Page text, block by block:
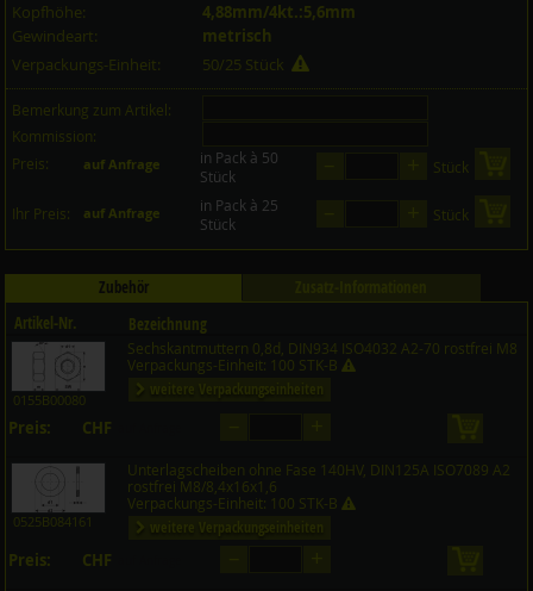
Kopfhöhe:
4,88mm/4kt.:5,6mm
Gewindeart:
metrisch
Verpackungs-Einheit:
50/25 Stück
Bemerkung zum Artikel:
Kommission:
Preis:
auf Anfrage
in Pack à 50
Stück
Stück
Ihr Preis: auf Anfrage
in Pack à 25
Stück
Stück
Zubehör
Artikel-Nr.
Bezeichnung
Preis CHF
Menge
0155B00080
Sechskantmuttern 0,8d, DIN934 ISO4032 A2-70 rostfrei M8
Verpackungs-Einheit: 100 STK-B
weitere Verpackungseinheiten
Preis: CHF
0525B084161
Unterlagscheiben ohne Fase 140HV, DIN125A ISO7089 A2
rostfrei M8/8,4x16x1,6
Verpackungs-Einheit: 100 STK-B
weitere Verpackungseinheiten
Preis: CHF